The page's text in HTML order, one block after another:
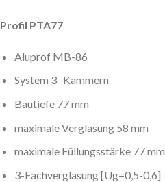
Profil PTA77
Aluprof MB-86
System 3 -Kammern
Bautiefe 77 mm
maximale Verglasung 58 mm
maximale Füllungsstärke 77 mm
3-Fachverglasung [Ug=0,5-0,6]